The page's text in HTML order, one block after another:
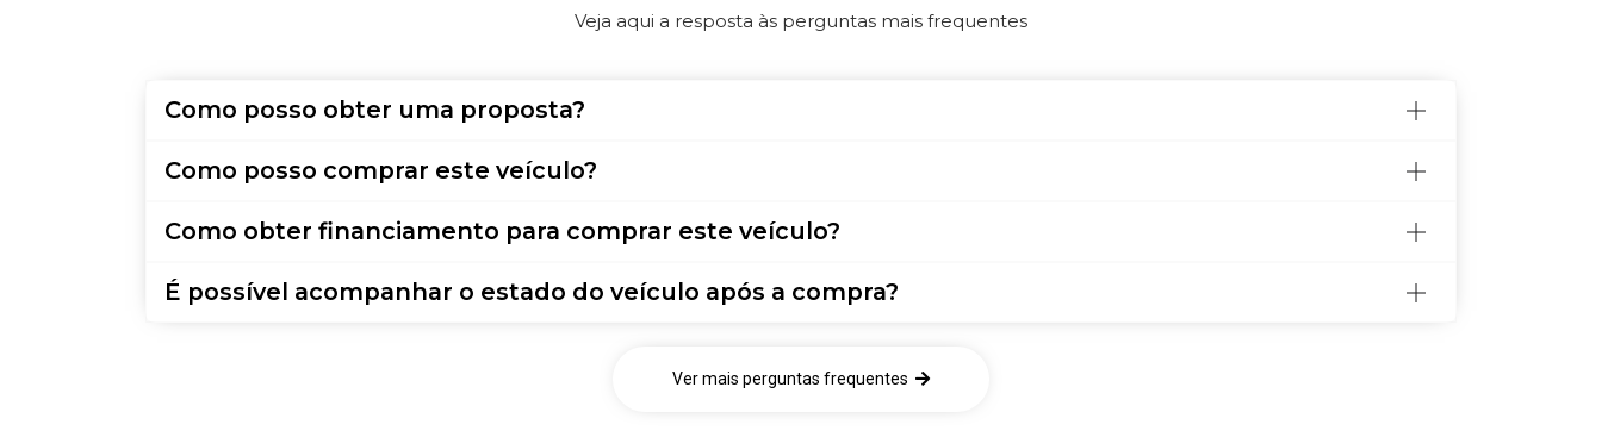
Veja aqui a resposta às perguntas mais frequentes
Como posso obter uma proposta?
Como posso comprar este veículo?
Como obter financiamento para comprar este veículo?
É possível acompanhar o estado do veículo após a compra?
Ver mais perguntas frequentes